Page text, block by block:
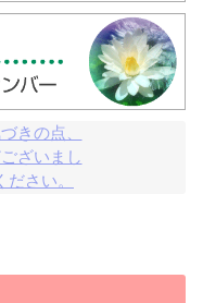
きの点、
ざいまし
さい。